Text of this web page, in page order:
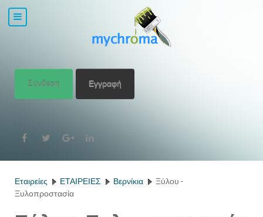
Σύνδεση Εγγραφή
Εταιρείες ΕΤΑΙΡΕΙΕΣ Βερνίκια
Ξύλου -
Ξυλοπροστασία